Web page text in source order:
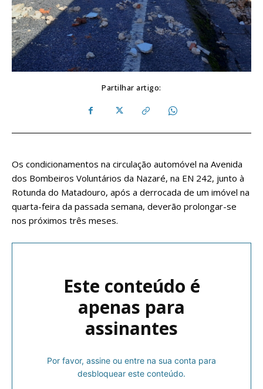
Partilhar artigo:
Os condicionamentos na circulação automóvel na Avenida
dos Bombeiros Voluntários da Nazaré, na EN 242, junto à
Rotunda do Matadouro, após a derrocada de um imóvel na
quarta-feira da passada semana, deverão prolongar-se
nos próximos três meses.
Este conteúdo é
apenas para
assinantes
Por favor, assine ou entre na sua conta para
desbloquear este conteúdo.